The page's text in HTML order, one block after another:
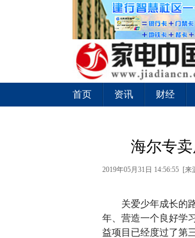
首页 资讯 财经
海尔专
2019年05月31日 14:56:55 [
关爱少年成长的路
年、营造一个良好学
益项目已经度过了第